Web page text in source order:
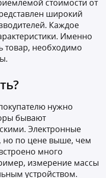
стоимости от
широкий
Каждое
Именно
товар, необходимо
нужно
бывают
Электронные
но по цене выше, чем
много
измерение массы
устройством.